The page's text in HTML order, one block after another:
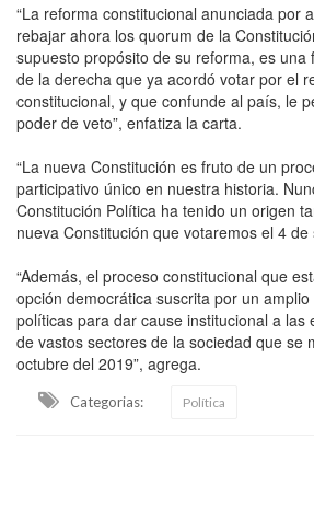
“La reforma constitucional anunciada por
rebajar ahora los quorum de la
supuesto propósito de su reforma, es una
de la derecha que ya acordó votar por el
constitucional, y que confunde al país, le
poder de veto”, enfatiza la carta.
“La nueva Constitución es fruto de un
participativo único en nuestra historia.
Constitución Política ha tenido un origen
nueva Constitución que votaremos el 4 de
“Además, el proceso constitucional que
opción democrática suscrita por un
políticas para dar cause institucional a las
de vastos sectores de la sociedad que se
octubre del 2019”, agrega.
Categorias: Política